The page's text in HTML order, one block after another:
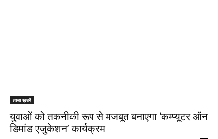
ताजा ख़बरें
युवाओं को तकनीकी रूप से मजबूत बनाएगा ‘कम्प्यूटर ऑन
डिमांड एजुकेशन’ कार्यक्रम